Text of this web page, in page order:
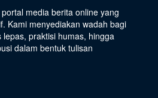
media berita online yang
Kami menyediakan wadah bagi
praktisi humas, hingga
dalam bentuk tulisan